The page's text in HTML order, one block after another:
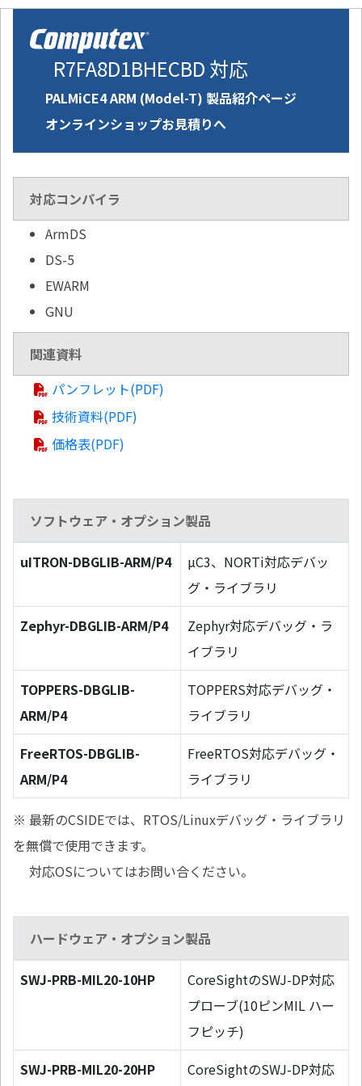
R7FA8D1BHECBD 対応
PALMiCE4 ARM (Model-T) 製品紹介ページ
オンラインショップお見積りへ
対応コンパイラ
ArmDS
DS-5
EWARM
GNU
関連資料
パンフレット(PDF)
技術資料(PDF)
価格表(PDF)
ソフトウェア・オプション製品
uITRON-DBGLIB-ARM/P4
µC3、NORTi対応デバッ
グ・ライブラリ
Zephyr-DBGLIB-ARM/P4
Zephyr対応デバッグ・ラ
イブラリ
TOPPERS-DBGLIB-
ARM/P4
TOPPERS対応デバッグ・
ライブラリ
FreeRTOS-DBGLIB-
ARM/P4
FreeRTOS対応デバッグ・
ライブラリ
※ 最新のCSIDEでは、RTOS/Linuxデバッグ・ライブラリ
を無償で使用できます。
対応OSについてはお問い合ください。
ハードウェア・オプション製品
SWJ-PRB-MIL20-10HP
CoreSightのSWJ-DP対応
プローブ(10ピンMIL ハー
フピッチ)
SWJ-PRB-MIL20-20HP
CoreSightのSWJ-DP対応